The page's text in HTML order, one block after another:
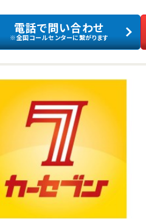
電話で問い合わせ
※全国コールセンターに繋がります